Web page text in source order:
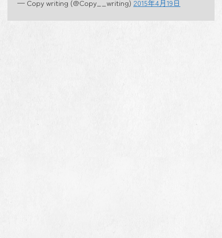
— Copy writing (@Copy__writing) 2015年4月19日